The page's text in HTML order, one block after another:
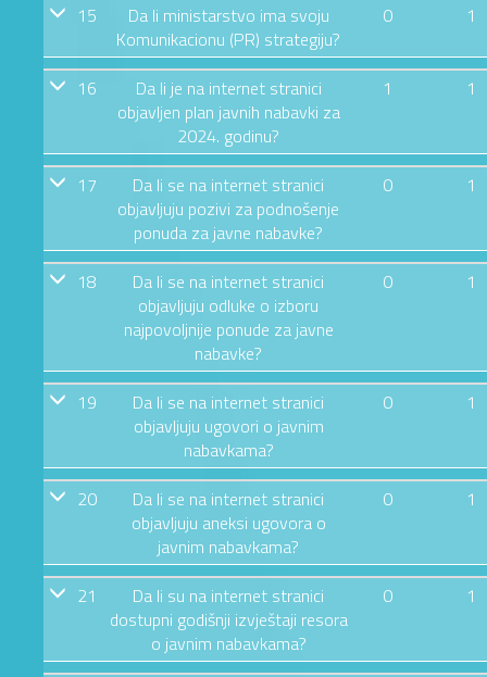
15
Da li ministarstvo ima svoju
Komunikacionu (PR) strategiju?
0 1
16
Da li je na internet stranici
objavljen plan javnih nabavki za
2024. godinu?
1 1
17
Da li se na internet stranici
objavljuju pozivi za podnošenje
ponuda za javne nabavke?
0 1
18
Da li se na internet stranici
objavljuju odluke o izboru
najpovoljnije ponude za javne
nabavke?
0 1
19
Da li se na internet stranici
objavljuju ugovori o javnim
nabavkama?
0 1
20
Da li se na internet stranici
objavljuju aneksi ugovora o
javnim nabavkama?
0 1
21
Da li su na internet stranici
dostupni godišnji izvještaji resora
o javnim nabavkama?
0 1